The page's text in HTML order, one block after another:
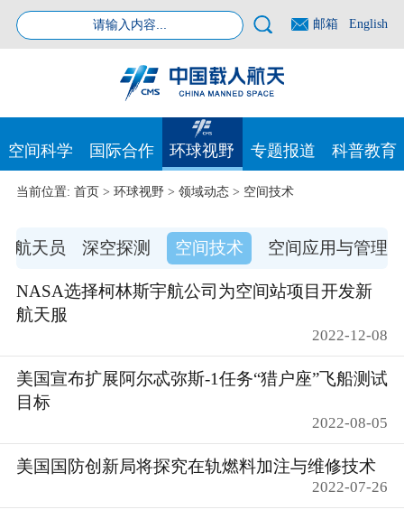
邮箱 English
空间科学 国际合作 环球视野 专题报道 科普教育
航天员 深空探测 空间技术 空间应用与管理
当前位置: 首页> 环球视野> 领域动态> 空间技术
NASA选择柯林斯宇航公司为空间站项目开发新
航天服
2022-12-08
美国宣布扩展阿尔忒弥斯-1任务“猎户座”飞船测试
目标
2022-08-05
美国国防创新局将探究在轨燃料加注与维修技术
2022-07-26